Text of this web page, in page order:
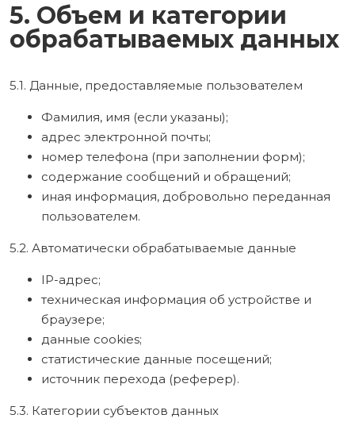
5. Объем и категории
обрабатываемых данных
5.1. Данные, предоставляемые пользователем
Фамилия, имя (если указаны);
адрес электронной почты;
номер телефона (при заполнении форм);
содержание сообщений и обращений;
иная информация, добровольно переданная
пользователем.
5.2. Автоматически обрабатываемые данные
IP-адрес;
техническая информация об устройстве и
браузере;
данные cookies;
статистические данные посещений;
источник перехода (реферер).
5.3. Категории субъектов данных